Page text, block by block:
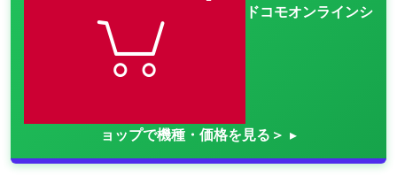
ドコモオンラインシ
ョップで機種・価格を見る＞